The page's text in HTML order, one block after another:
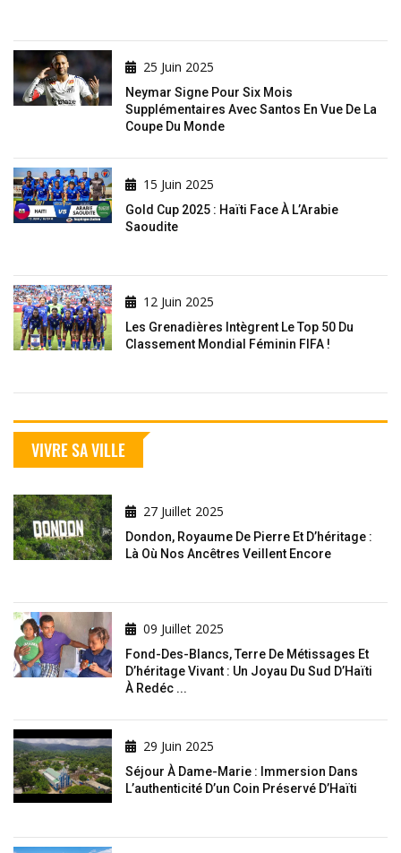
25 Juin 2025
Neymar Signe Pour Six Mois
Supplémentaires Avec Santos En Vue De La
Coupe Du Monde
15 Juin 2025
Gold Cup 2025 : Haïti Face À L’Arabie
Saoudite
12 Juin 2025
Les Grenadières Intègrent Le Top 50 Du
Classement Mondial Féminin FIFA !
VIVRE SA VILLE
27 Juillet 2025
Dondon, Royaume De Pierre Et D’héritage :
Là Où Nos Ancêtres Veillent Encore
09 Juillet 2025
Fond-Des-Blancs, Terre De Métissages Et
D’héritage Vivant : Un Joyau Du Sud D’Haïti
À Redéc ...
29 Juin 2025
Séjour À Dame-Marie : Immersion Dans
L’authenticité D’un Coin Préservé D’Haïti